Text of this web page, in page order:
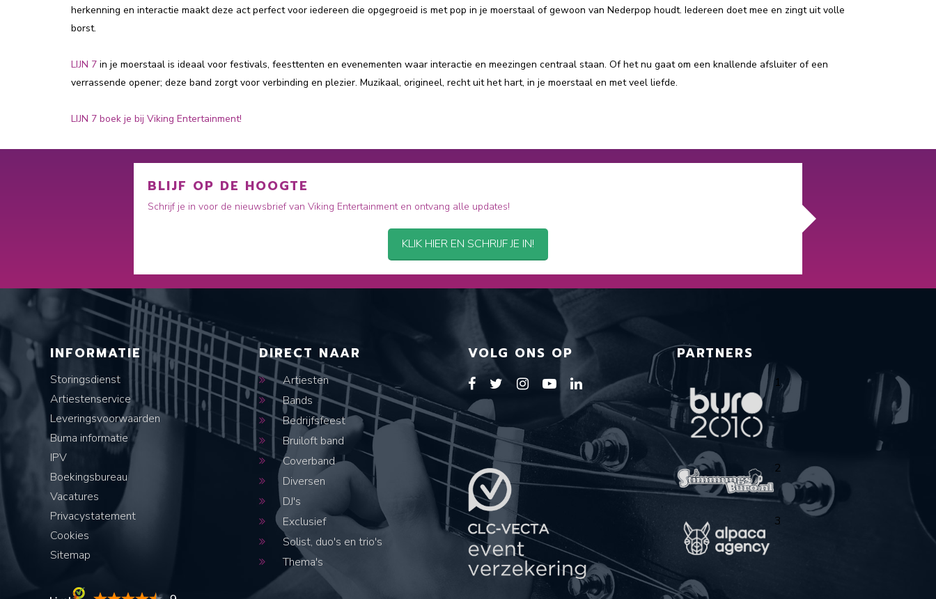
herkenning en interactie maakt deze act perfect voor iedereen die opgegroeid is met pop in je moerstaal of gewoon van Nederpop houdt. Iedereen doet mee en zingt uit volle
borst.
LIJN 7 in je moerstaal is ideaal voor festivals, feesttenten en evenementen waar interactie en meezingen centraal staan. Of het nu gaat om een knallende afsluiter of een
verrassende opener; deze band zorgt voor verbinding en plezier. Muzikaal, origineel, recht uit het hart, in je moerstaal en met veel liefde.
LIJN 7 boek je bij Viking Entertainment!
BLIJF OP DE HOOGTE
Schrijf je in voor de nieuwsbrief van Viking Entertainment en ontvang alle updates!
KLIK HIER EN SCHRIJF JE IN!
INFORMATIE
Storingsdienst
Artiestenservice
Leveringsvoorwaarden
Buma informatie
IPV
Boekingsbureau
Vacatures
Privacystatement
Cookies
Sitemap
DIRECT NAAR
Artiesten
Bands
Bedrijfsfeest
Bruiloft band
Coverband
Diversen
DJ's
Exclusief
Solist, duo's en trio's
Thema's
VOLG ONS OP PARTNERS
1
2
3